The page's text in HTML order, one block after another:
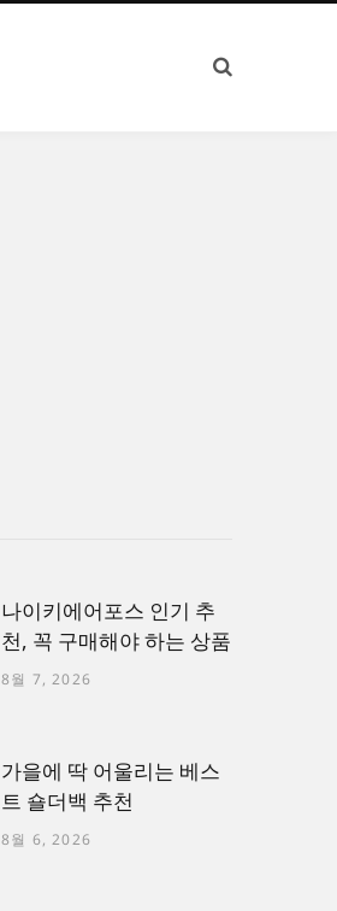
나이키에어포스 인기 추
천, 꼭 구매해야 하는 상품
8월 7, 2026
가을에 딱 어울리는 베스
트 숄더백 추천
8월 6, 2026